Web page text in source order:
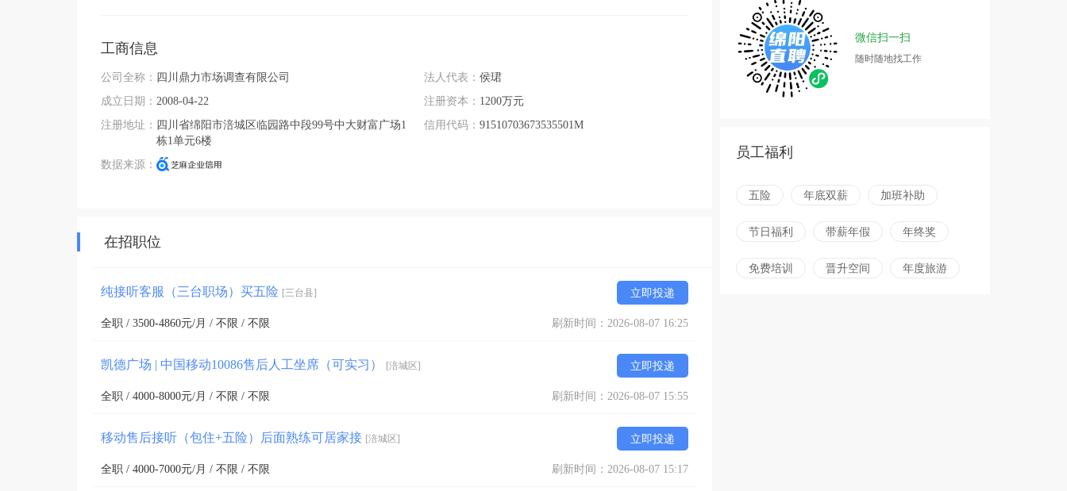
工商信息
公司全称： 四川鼎力市场调查有限公司
成立日期： 2008-04-22
注册地址： 四川省绵阳市涪城区临园路中段99号中大财富广场1
栋1单元6楼
数据来源：
法人代表： 侯珺
注册资本： 1200万元
信用代码： 91510703673535501M
在招职位
纯接听客服（三台职场）买五险 [三台县] 立即投递
全职 / 3500-4860元/月 / 不限 / 不限 刷新时间：2026-08-07 16:25
凯德广场 | 中国移动10086售后人工坐席（可实习） [涪城区] 立即投递
全职 / 4000-8000元/月 / 不限 / 不限 刷新时间：2026-08-07 15:55
移动售后接听（包住+五险）后面熟练可居家接 [涪城区] 立即投递
全职 / 4000-7000元/月 / 不限 / 不限 刷新时间：2026-08-07 15:17
微信扫一扫
随时随地找工作
员工福利
五险 年底双薪 加班补助
节日福利 带薪年假 年终奖
免费培训 晋升空间 年度旅游